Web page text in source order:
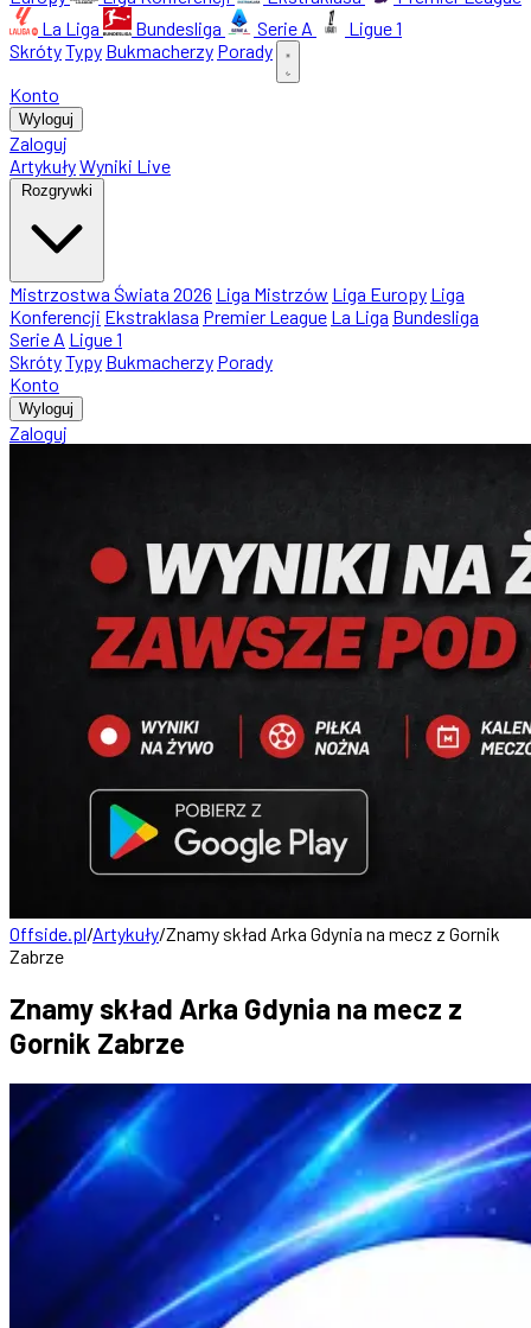
La Liga
Bundesliga Serie A
Ligue 1
SkrótyTypy Bukmacherzy Porady
Konto
Wyloguj
Zaloguj
ArtykułyWyniki Live
Rozgrywki
Mistrzostwa Świata 2026 Liga Mistrzów Liga Europy Liga
Konferencji Ekstraklasa Premier League La Liga Bundesliga
Serie A Ligue 1
SkrótyTypy Bukmacherzy Porady
Konto
Wyloguj
Zaloguj
Offside.pl/Artykuły/Znamy skład Arka Gdynia na mecz z Gornik
Zabrze
Znamy skład Arka Gdynia na mecz z
Gornik Zabrze